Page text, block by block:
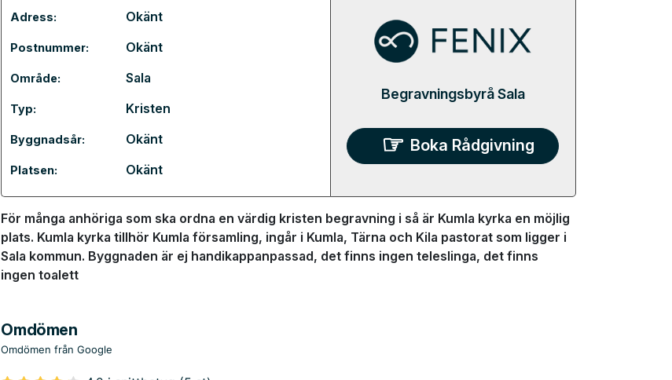
Adress: Okänt
Postnummer: Okänt
Område: Sala
Typ: Kristen
Byggnadsår: Okänt
Platsen: Okänt
Begravningsbyrå Sala
Boka Rådgivning
För många anhöriga som ska ordna en värdig kristen begravning i så är Kumla kyrka en möjlig
plats. Kumla kyrka tillhör Kumla församling, ingår i Kumla, Tärna och Kila pastorat som ligger i
Sala kommun. Byggnaden är ej handikappanpassad, det finns ingen teleslinga, det finns
ingen toalett
Omdömen
Omdömen från Google